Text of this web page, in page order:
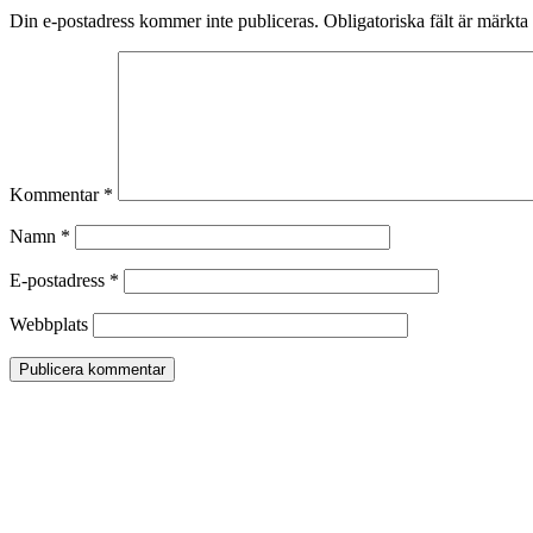
Din e-postadress kommer inte publiceras. Obligatoriska fält är märkta
Kommentar *
Namn *
E-postadress *
Webbplats